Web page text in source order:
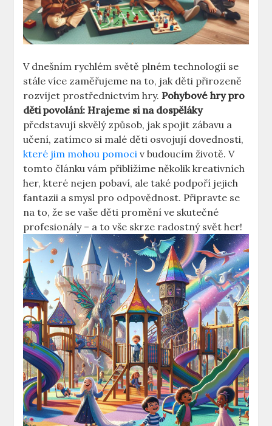
V dnešním rychlém světě plném technologií se
stále více zaměřujeme na to, jak děti přirozeně
rozvíjet prostřednictvím hry.Pohybové hry pro
děti povolání: Hrajeme si na dospěláky
představují skvělý způsob, jak spojit zábavu a
učení, zatímco si malé děti osvojují dovednosti,
které jim mohou pomoci v budoucím životě. V
tomto článku vám přiblížíme několik kreativních
her, které nejen pobaví, ale také podpoří jejich
fantazii a smysl pro odpovědnost. Připravte se
na to, že se vaše děti promění ve skutečné
profesionály – a to vše skrze radostný svět her!